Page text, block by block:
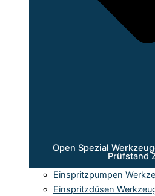
Open Spezial
Prüfstand
Einspritzpumpen
Einspritzdüsen